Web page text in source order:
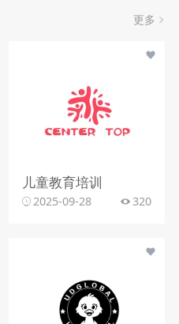
更多
儿童教育培训
2025-09-28 320